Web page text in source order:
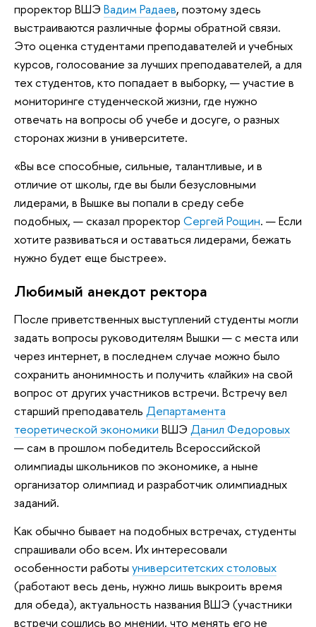
проректор ВШЭ Вадим Радаев, поэтому здесь
выстраиваются различные формы обратной связи.
Это оценка студентами преподавателей и учебных
курсов, голосование за лучших преподавателей, а для
тех студентов, кто попадает в выборку, — участие в
мониторинге студенческой жизни, где нужно
отвечать на вопросы об учебе и досуге, о разных
сторонах жизни в университете.
«Вы все способные, сильные, талантливые, и в
отличие от школы, где вы были безусловными
лидерами, в Вышке вы попали в среду себе
подобных, — сказал проректор Сергей Рощин. — Если
хотите развиваться и оставаться лидерами, бежать
нужно будет еще быстрее».
Любимый анекдот ректора
После приветственных выступлений студенты могли
задать вопросы руководителям Вышки — с места или
через интернет, в последнем случае можно было
сохранить анонимность и получить «лайки» на свой
вопрос от других участников встречи. Встречу вел
старший преподаватель Департамента
теоретической экономики ВШЭ Данил Федоровых
— сам в прошлом победитель Всероссийской
олимпиады школьников по экономике, а ныне
организатор олимпиад и разработчик олимпиадных
заданий.
Как обычно бывает на подобных встречах, студенты
спрашивали обо всем. Их интересовали
особенности работы университетских столовых
(работают весь день, нужно лишь выкроить время
для обеда), актуальность названия ВШЭ (участники
встречи сошлись во мнении, что менять его не